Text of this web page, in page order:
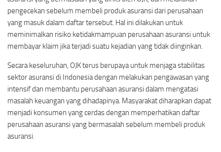
pengecekan sebelum membeli produk asuransi dari perusahaan
yang masuk dalam daftar tersebut. Hal ini dilakukan untuk
meminimalkan risiko ketidakmampuan perusahaan asuransi untuk
membayar klaim jika terjadi suatu kejadian yang tidak diinginkan.
Secara keseluruhan, OJK terus berupaya untuk menjaga stabilitas
sektor asuransi di Indonesia dengan melakukan pengawasan yang
intensif dan membantu perusahaan asuransi dalam mengatasi
masalah keuangan yang dihadapinya. Masyarakat diharapkan dapat
menjadi konsumen yang cerdas dengan memperhatikan daftar
perusahaan asuransi yang bermasalah sebelum membeli produk
asuransi.